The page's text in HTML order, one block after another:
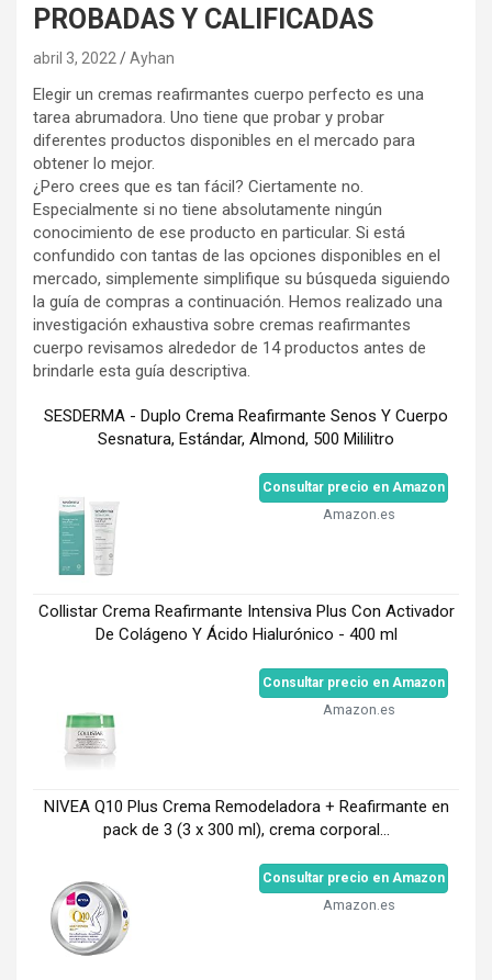
PROBADAS Y CALIFICADAS
abril 3, 2022 Ayhan
Elegir un cremas reafirmantes cuerpo perfecto es una
tarea abrumadora. Uno tiene que probar y probar
diferentes productos disponibles en el mercado para
obtener lo mejor.
¿Pero crees que es tan fácil? Ciertamente no.
Especialmente si no tiene absolutamente ningún
conocimiento de ese producto en particular. Si está
confundido con tantas de las opciones disponibles en el
mercado, simplemente simplifique su búsqueda siguiendo
la guía de compras a continuación. Hemos realizado una
investigación exhaustiva sobre cremas reafirmantes
cuerpo revisamos alrededor de 14 productos antes de
brindarle esta guía descriptiva.
SESDERMA - Duplo Crema Reafirmante Senos Y Cuerpo
Sesnatura, Estándar, Almond, 500 Mililitro
Consultar precio en Amazon
Amazon.es
Collistar Crema Reafirmante Intensiva Plus Con Activador
De Colágeno Y Ácido Hialurónico - 400 ml
Consultar precio en Amazon
Amazon.es
NIVEA Q10 Plus Crema Remodeladora + Reafirmante en
pack de 3 (3 x 300 ml), crema corporal...
Consultar precio en Amazon
Amazon.es